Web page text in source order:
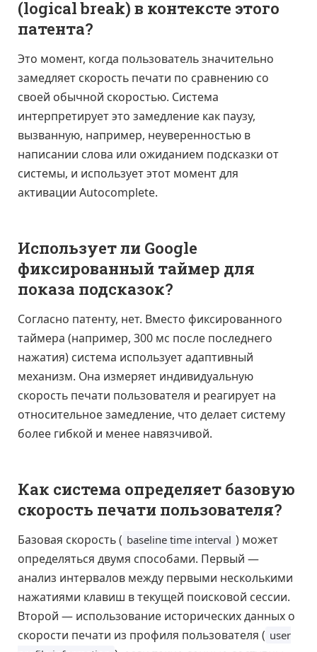
(logical break) в контексте этого
патента?
Это момент, когда пользователь значительно
замедляет скорость печати по сравнению со
своей обычной скоростью. Система
интерпретирует это замедление как паузу,
вызванную, например, неуверенностью в
написании слова или ожиданием подсказки от
системы, и использует этот момент для
активации Autocomplete.
Использует ли Google
фиксированный таймер для
показа подсказок?
Согласно патенту, нет. Вместо фиксированного
таймера (например, 300 мс после последнего
нажатия) система использует адаптивный
механизм. Она измеряет индивидуальную
скорость печати пользователя и реагирует на
относительное замедление, что делает систему
более гибкой и менее навязчивой.
Как система определяет базовую
скорость печати пользователя?
Базовая скорость ( baseline time interval ) может
определяться двумя способами. Первый —
анализ интервалов между первыми несколькими
нажатиями клавиш в текущей поисковой сессии.
Второй — использование исторических данных о
скорости печати из профиля пользователя ( user